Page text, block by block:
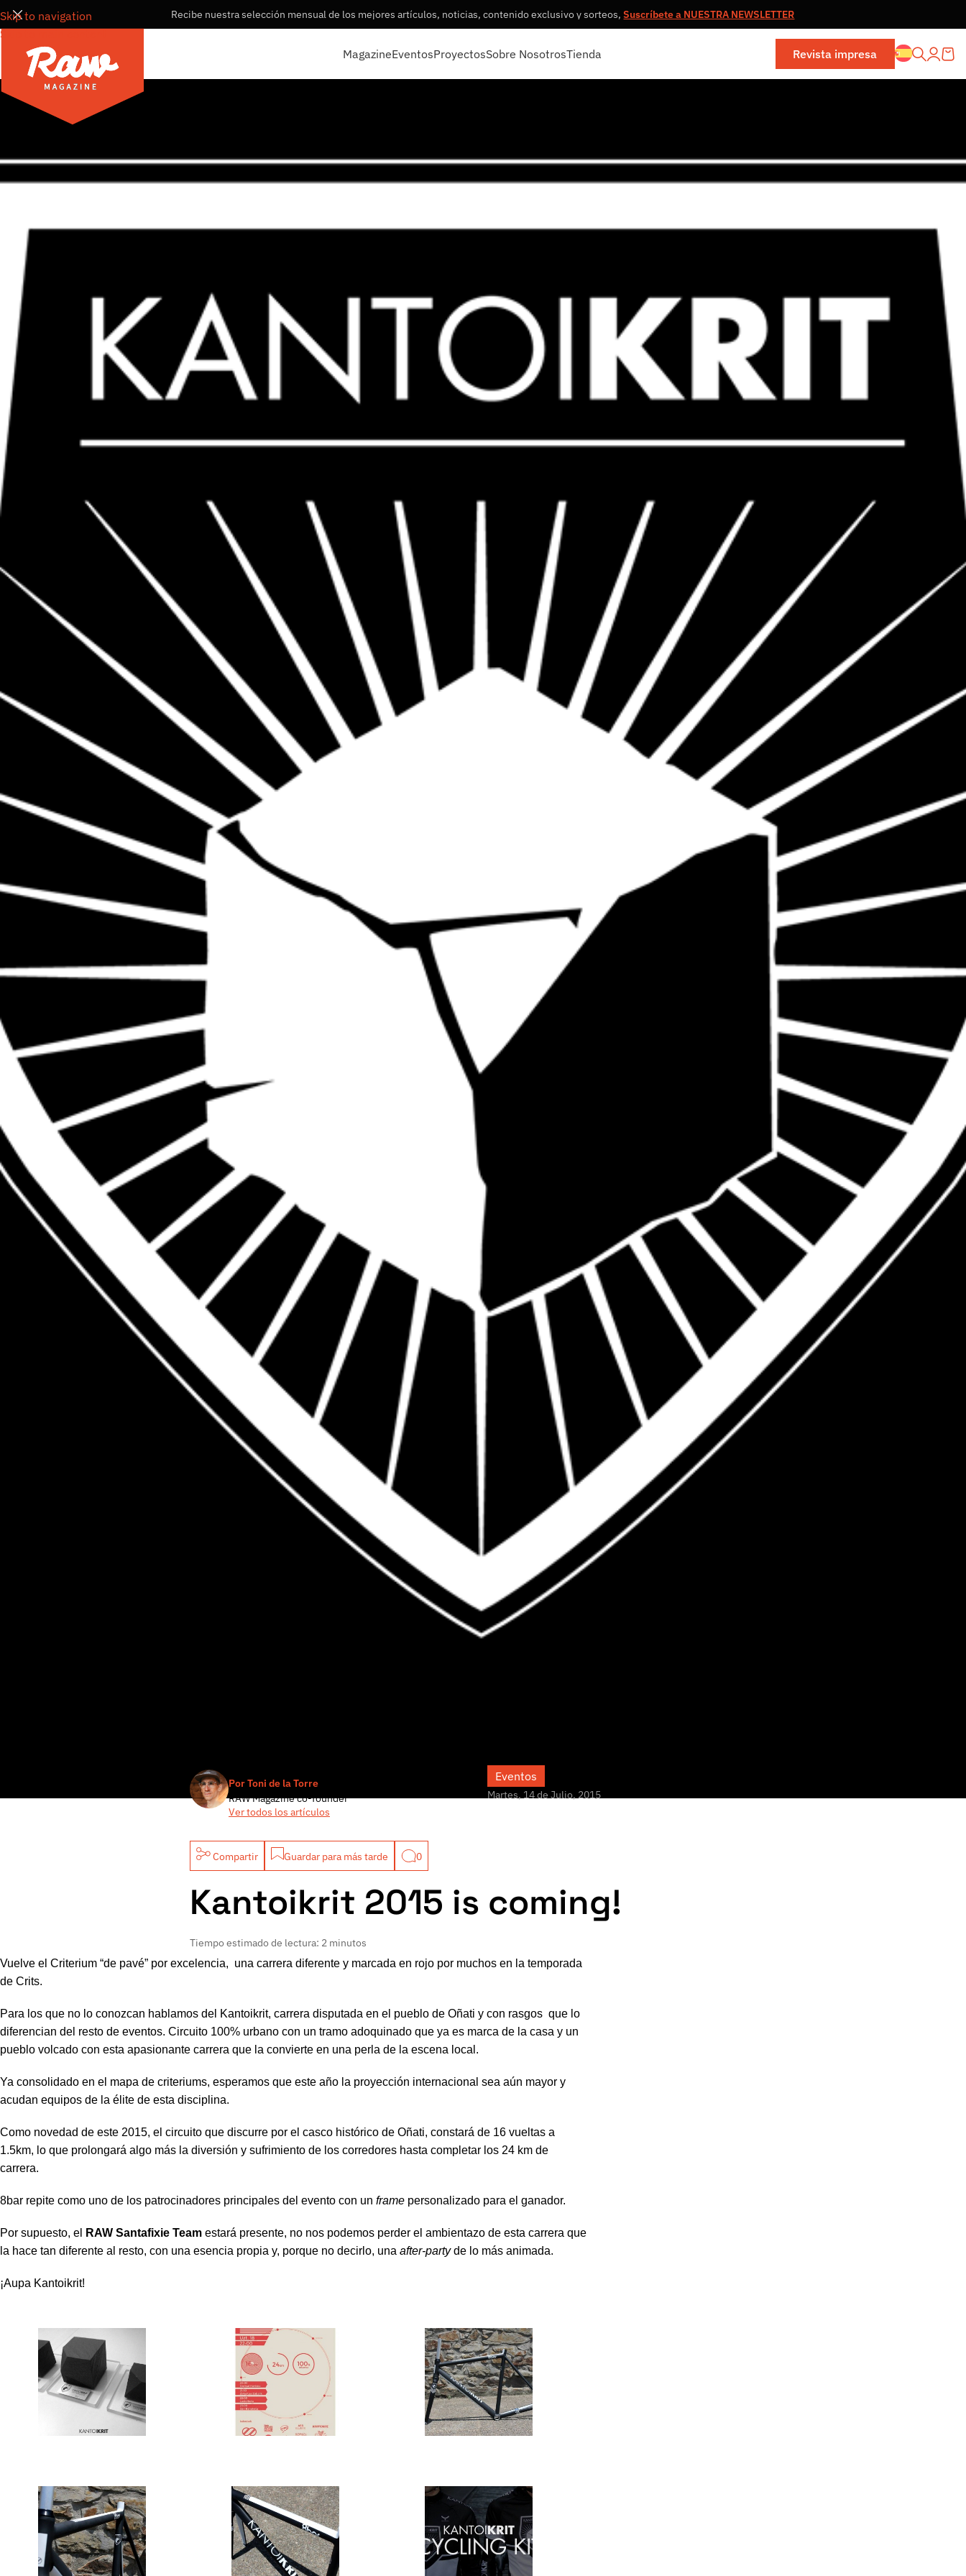
Skip to navigation
Skip to main content
Recibe nuestra selección mensual de los mejores artículos, noticias, contenido exclusivo y sorteos,Suscríbete a NUESTRA NEWSLETTER
MagazineEventosProyectosSobre NosotrosTienda Revista impresa
Por Toni de la Torre
RAW Magazine co-founder
Ver todos los artículos
Eventos
Martes, 14 de Julio, 2015
Compartir Guardar para más tarde 0
Kantoikrit 2015 is coming!
Tiempo estimado de lectura: 2 minutos
Vuelve el Criterium “de pavé” por excelencia, una carrera diferente y marcada en rojo por muchos en la temporada
de Crits.
Para los que no lo conozcan hablamos del Kantoikrit, carrera disputada en el pueblo de Oñati y con rasgos que lo
diferencian del resto de eventos. Circuito 100% urbano con un tramo adoquinado que ya es marca de la casa y un
pueblo volcado con esta apasionante carrera que la convierte en una perla de la escena local.
Ya consolidado en el mapa de criteriums, esperamos que este año la proyección internacional sea aún mayor y
acudan equipos de la élite de esta disciplina.
Como novedad de este 2015, el circuito que discurre por el casco histórico de Oñati, constará de 16 vueltas a
1.5km, lo que prolongará algo más la diversión y sufrimiento de los corredores hasta completar los 24 km de
carrera.
8bar repite como uno de los patrocinadores principales del evento con unframe personalizado para el ganador.
Por supuesto, el RAW Santafixie Team estará presente, no nos podemos perder el ambientazo de esta carrera que
la hace tan diferente al resto, con una esencia propia y, porque no decirlo, unaafter-partyde lo más animada.
¡Aupa Kantoikrit!